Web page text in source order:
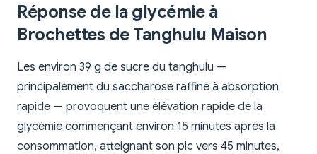
Réponse de la glycémie à
Brochettes de Tanghulu Maison
Les environ 39 g de sucre du tanghulu —
principalement du saccharose raffiné à absorption
rapide — provoquent une élévation rapide de la
glycémie commençant environ 15 minutes après la
consommation, atteignant son pic vers 45 minutes,